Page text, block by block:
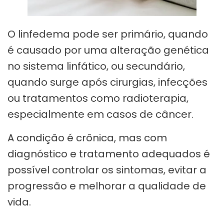
O linfedema pode ser primário, quando
é causado por uma alteração genética
no sistema linfático, ou secundário,
quando surge após cirurgias, infecções
ou tratamentos como radioterapia,
especialmente em casos de câncer.
A condição é crônica, mas com
diagnóstico e tratamento adequados é
possível controlar os sintomas, evitar a
progressão e melhorar a qualidade de
vida.